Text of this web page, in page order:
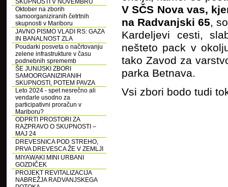
SKUPNOSTI V NOVEMBRU
Oktober na zborih
samoorganiziranih četrtnih
skupnosti v Mariboru
JAVNO PISMO VLADI RS: GAZA
IN BANALNOST ZLA
Poudarki posveta o načrtovanju
zelene infrastrukture v času
podnebnih sprememb
ŠE JUNIJSKI ZBORI
SAMOORGANIZIRANIH
SKUPNOSTI, POTEM PAVZA
Leto 2024 - spet nesrečno ali
vendarle usodno za
participativni proračun v
Mariboru?
ODPRTI PROSTORI ZA
RAZPRAVO O SKUPNOSTI –
MAJ 24
DREVESNICA POD STREHO,
PRVA DREVESCA ŽE V ZEMLJI
MIYAWAKI MINI URBANI
GOZDIČEK
PROJEKT REVITALIZACIJA
NABREŽJA RADVANJSKEGA
V SČS Nova vas,
na Radvanjski 65,
Kardeljevi cesti,
nešteto pack v
tako Zavod za
parka Betnava.
Vsi zbori bodo tudi